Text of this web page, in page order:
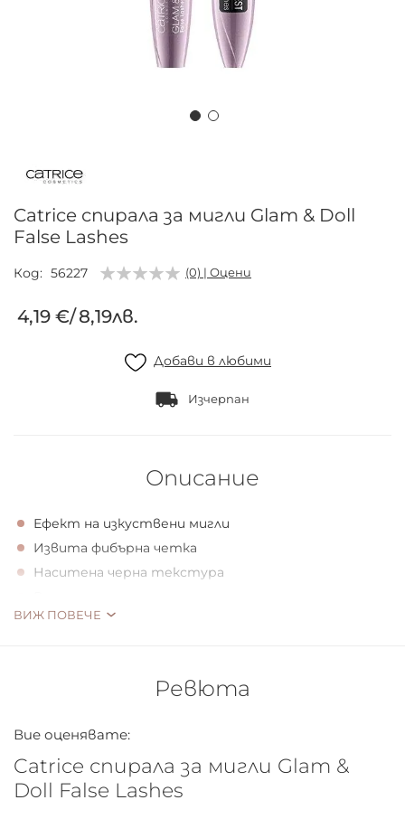
началото
галерия
със
снимки
Catrice спирала за мигли Glam & Doll
False Lashes
Код 56227 (0) | Оцени
4,19 €/8,19лв.
Добави в любими
Изчерпан
Описание
Ефект на изкуствени мигли
Извита фибърна четка
Наситена черна текстура
Ново допълнение в успешното семейство на Glam &
Doll. Спиралата е с извита силиконова четка, която
наситено черно само с едно нанасяне. Формулата за
обем увеличава миглите, а резултатите са ефектни
и замайващи.
ВИЖ ПОВЕЧЕ
Ревюта
Вие оценявате:
Catrice спирала за мигли Glam &
Doll False Lashes